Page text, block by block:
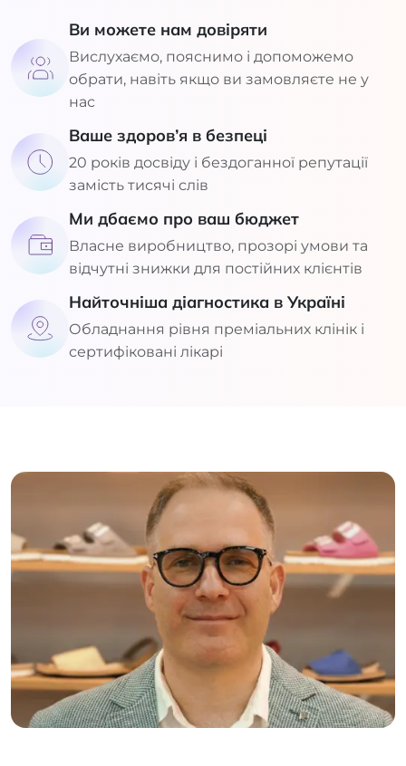
Ви можете нам довіряти
Вислухаємо, пояснимо і допоможемо
обрати, навіть якщо ви замовляєте не у
нас
Ваше здоров’я в безпеці
20 років досвіду і бездоганної репутації
замість тисячі слів
Ми дбаємо про ваш бюджет
Власне виробництво, прозорі умови та
відчутні знижки для постійних клієнтів
Найточніша діагностика в Україні
Обладнання рівня преміальних клінік і
сертифіковані лікарі